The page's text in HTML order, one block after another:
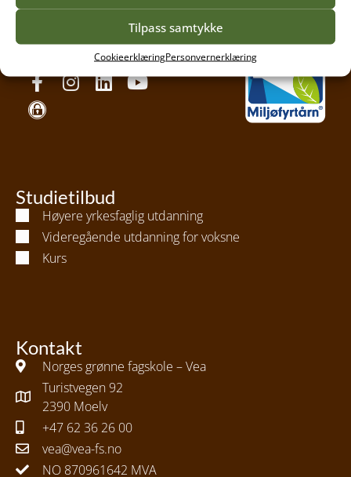
Tilpass samtykke
CookieerklæringPersonvernerklæring
Personvernerklæring
Tilgjengelighetserklæring
Studietilbud
Høyere yrkesfaglig utdanning
Videregående utdanning for voksne
Kurs
Kontakt
Norges grønne fagskole – Vea
Turistvegen 92
2390 Moelv
+47 62 36 26 00
vea@vea-fs.no
NO 870961642 MVA